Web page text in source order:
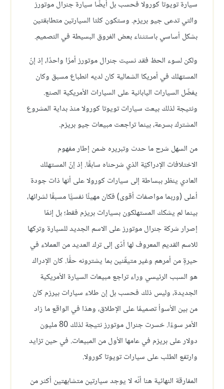
سيارة تويوتا كورولا فحسب بل أيضًا سيارة جنرال موتورز
والتي تدعى جيو بريزم. وستكون كلتا السيارتين متطابقتين
بشكل أساسي باستثناء بعض الفروق البسيطة في التصميم.
ولكن لسوء الحظ فقد نسيت جنرال موتورز أمرًا واحدًا، إذ إنّ
المستهلك في أمريكا الشمالية كان لديه انطباع مسبق وكان
يفضّل السيارات اليابانية على السيارات الأمريكية الصنع.
ونتيجة لذلك بيعت سيارات تويوتا كورولا منذ بداية المشروع
المشترك بسرعة، بينما تراجعت مبيعات جيو بريزم.
من السهل شرح ما حدث وتبريره ضمن إطار مفهوم
الاختلافات الإدراكيّة الذي شرحناه سابقًا. إذ إنّ المستهلك
العادي ينظر ببساطة إلى سيارات كورولا على أنها ذات جودة
أعلى (وربما مواصفات أقوى) فكان مهيئًا نفسيًّا مسبقًا لشرائها،
بينما لم يشكك المستهلكون بسيارات بريزم فقط؛ بل إنمّا
إصرار شركة جنرال موتورز على الاسم الجديد للسيارة وتركها
للاسم القديم المعروف لها أدّى إلى ترك العديد من العملاء في
حيرةٍ من أمرهم وغير متيقّنين بما يشترونه حقًّا. كان الإدراك
هو السبب الرئيسي وراء تراجع مبيعات السيارة الأمريكية
الجديدة، وليس ذلك فحسب بل إن طلاء سيارات بيرزم كان
من بين الأسوأ تصميمًا على الإطلاق، وهذا في الواقع ما زاد
الأمر سوءًا. خسرت جنرال موتورز نتيجة لذلك 80 مليون
دولار على بريزم في عامها الأول من المبيعات. في حين تزايد
وارتفع الطلب على سيارات تويوتا كورولا.
المفارقة النهائية هنا أنّه لا يوجد سيارتين متشابهتين أكثر من